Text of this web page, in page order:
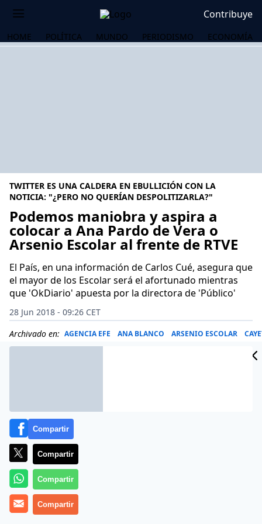
Contribuye
HOME POLÍTICA MUNDO PERIODISMO ECONOMÍA
TWITTER ES UNA CALDERA EN EBULLICIÓN CON LA
NOTICIA: "¿PERO NO QUERÍAN DESPOLITIZARLA?"
Podemos maniobra y aspira a
colocar a Ana Pardo de Vera o
Arsenio Escolar al frente de RTVE
El País, en una información de Carlos Cué, asegura que
el mayor de los Escolar será el afortunado mientras
que 'OkDiario' apuesta por la directora de 'Público'
28 Jun 2018 - 09:26 CET
Archivado en: AGENCIA EFE ANA BLANCO ARSENIO ESCOLAR
Compartir
Compartir
Compartir
Compartir